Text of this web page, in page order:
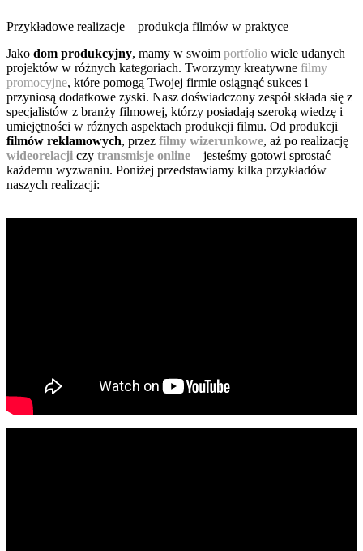
Przykładowe realizacje – produkcja filmów w praktyce
Jako dom produkcyjny, mamy w swoim portfolio wiele udanych
projektów w różnych kategoriach. Tworzymy kreatywne filmy
promocyjne, które pomogą Twojej firmie osiągnąć sukces i
przyniosą dodatkowe zyski. Nasz doświadczony zespół składa się z
specjalistów z branży filmowej, którzy posiadają szeroką wiedzę i
umiejętności w różnych aspektach produkcji filmu. Od produkcji
filmów reklamowych, przez filmy wizerunkowe, aż po realizację
wideorelacji czy transmisje online – jesteśmy gotowi sprostać
każdemu wyzwaniu. Poniżej przedstawiamy kilka przykładów
naszych realizacji: